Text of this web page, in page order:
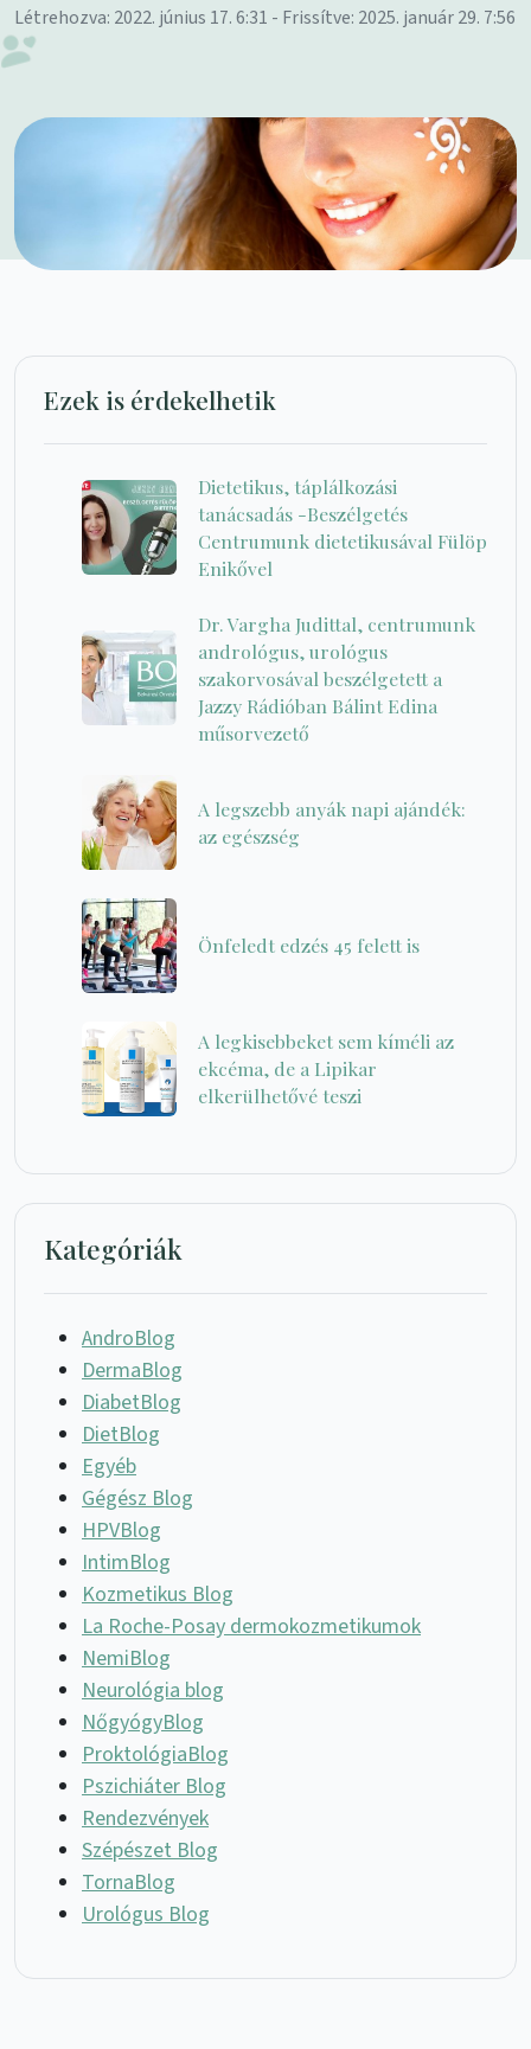
Létrehozva: 2022. június 17. 6:31 - Frissítve: 2025. január 29. 7:56
Ezek is érdekelhetik
Dietetikus, táplálkozási
tanácsadás -Beszélgetés
Centrumunk dietetikusával Fülöp
Enikővel
Dr. Vargha Judittal, centrumunk
andrológus, urológus
szakorvosával beszélgetett a
Jazzy Rádióban Bálint Edina
műsorvezető
A legszebb anyák napi ajándék:
az egészség
Önfeledt edzés 45 felett is
A legkisebbeket sem kíméli az
ekcéma, de a Lipikar
elkerülhetővé teszi
Kategóriák
AndroBlog
DermaBlog
DiabetBlog
DietBlog
Egyéb
Gégész Blog
HPVBlog
IntimBlog
Kozmetikus Blog
La Roche-Posay dermokozmetikumok
NemiBlog
Neurológia blog
NőgyógyBlog
ProktológiaBlog
Pszichiáter Blog
Rendezvények
Szépészet Blog
TornaBlog
Urológus Blog